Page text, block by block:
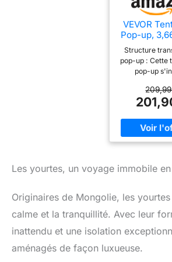
VEVOR
Pop-up,
m, Tente
de Jardin
Camping
Résistante
Vue
Structure
pop-up : Cette
pop-up
secondes
design
540° et
pleinement
Remarque :
températures
d'automne
temps chaud
Notre tente
transparente
deux fenêtres
enroulables
Les yourtes, un voyage immobile
Originaires de Mongolie, les
calme et la tranquillité. Avec leur
inattendu et une isolation
aménagés de façon luxueuse.